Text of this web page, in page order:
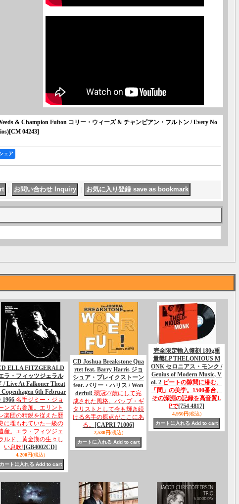
& Champion Fulton コリー・ウィーズ & チャンピアン・フルトン / Every No
[CM 04243]
ェア
ELLA FITZGERALD
ラ・フィッツジェラル
/ Live At Falkoner Theat
Copenhagen 6th Februar
1966 名手ジミー・ジョ
ンズも参加。エリント
楽団の精鋭を従えた歴
に埋もれていた一級の
産。エラ・フィツジェ
ルド、黄金期の生々し
い息吹! [GB4002CD]
4,200円(税込)
CD Joshua Breakstone Qua
rtet feat. Barry Harris ジョ
シュア・ブレイクストーン
feat. バリー・ハリス / Won
derful! 弱冠27歳にして完
成された風格。バップ・ギ
タリストとして今も輝き続
ける名手の原点がここにあ
る。
[CAPRI 71006]
2,580円(税込)
完全限定輸入復刻 180g重
量盤LP THELONIOUS M
ONK セロニアス・モンク /
Genius of Modern Music, V
ol. 2 ビートの隙間に潜む、
「間」の美学。1500番台、
その深淵の記録を高音質L
Pで[754 4817]
4,950円(税込)